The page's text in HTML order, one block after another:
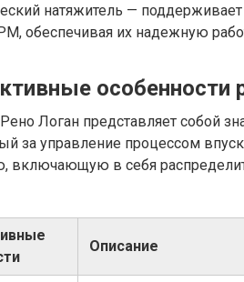
натяжитель —
обеспечивая их надежную
особенности
Логан представляет собой
за управление процессом
включающую в себя
Описание